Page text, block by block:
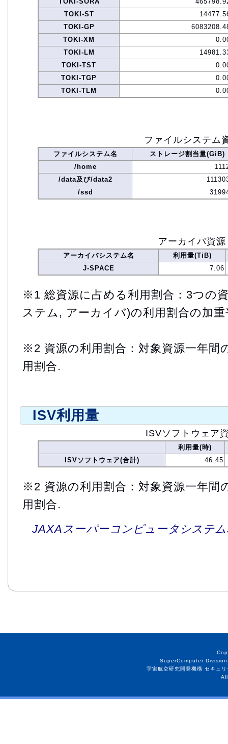
TOKI-ST
TOKI-GP
TOKI-XM
TOKI-LM
TOKI-TST
TOKI-TGP
TOKI-TLM
ファイルシステム
ファイルシステム名
ストレージ割当量(GiB)
/home
/data及び/data2
/ssd
アーカイバ資源
アーカイバシステム名
利用量(TiB)
J-SPACE
7.06
※1 総資源に占める利用割合：3つの
ステム, アーカイバ)の利用割合の加重
※2 資源の利用割合：対象資源一年間
用割合.
ISV利用量
ISVソフトウェア
利用量(時)
ISVソフトウェア(合計)
46.45
※2 資源の利用割合：対象資源一年間
用割合.
JAXAスーパーコンピュータシステ
SuperComputer
宇宙航空研究開発機構 セキュ